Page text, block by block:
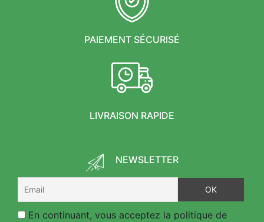
PAIEMENT SÉCURISÉ
LIVRAISON RAPIDE
NEWSLETTER
En continuant, vous acceptez la politique de